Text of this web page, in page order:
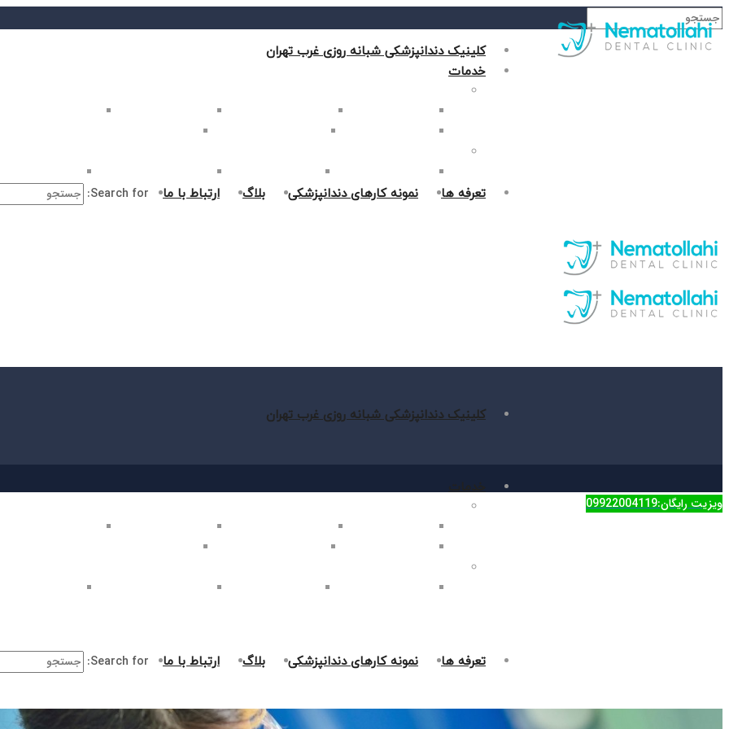
کلینیک دندانپزشکی شبانه روزی غرب تهران
خدمات
جراحی فک در غرب تهران
بلیچینگ دندان در غرب تهران لمینت دندان در غرب تهران کامپوزیت دندان در غرب
روکش دندان در غرب تهران
اصلاح طرح لبخند در غرب تهران
پر کردن دندان در غرب تهران
جراحی دندان در غرب تهران درمان ریشه دندان در غرب تهران جراحی لثه در غرب
تعرفه ها نمونه کارهای دندانپزشکی بلاگ ارتباط با ما Search for:
کلینیک دندانپزشکی شبانه روزی غرب تهران
جراحی فک در غرب تهران
بلیچینگ دندان در غرب تهران لمینت دندان در غرب تهران کامپوزیت دندان در غرب
روکش دندان در غرب تهران
اصلاح طرح لبخند در غرب تهران
پر کردن دندان در غرب تهران
جراحی دندان در غرب تهران درمان ریشه دندان در غرب تهران جراحی لثه در غرب
تعرفه ها نمونه کارهای دندانپزشکی بلاگ ارتباط با ما Search for:
ویزیت رایگان:09922004119